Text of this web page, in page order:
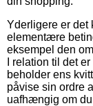
Yderligere er det
elementære
eksempel den
I relation til det
beholder ens
påvise sin ordre
uafhængig om